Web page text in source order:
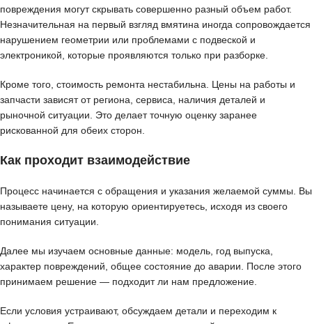
повреждения могут скрывать совершенно разный объем работ.
Незначительная на первый взгляд вмятина иногда сопровождается
нарушением геометрии или проблемами с подвеской и
электроникой, которые проявляются только при разборке.
Кроме того, стоимость ремонта нестабильна. Цены на работы и
запчасти зависят от региона, сервиса, наличия деталей и
рыночной ситуации. Это делает точную оценку заранее
рискованной для обеих сторон.
Как проходит взаимодействие
Процесс начинается с обращения и указания желаемой суммы. Вы
называете цену, на которую ориентируетесь, исходя из своего
понимания ситуации.
Далее мы изучаем основные данные: модель, год выпуска,
характер повреждений, общее состояние до аварии. После этого
принимаем решение — подходит ли нам предложение.
Если условия устраивают, обсуждаем детали и переходим к